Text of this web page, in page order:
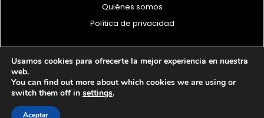
Quiénes somos
Política de privacidad
© 1997 - 2026 PRODU - Todos los derechos reservados
Usamos cookies para ofrecerte la mejor experiencia en nuestra
web.
You can find out more about which cookies we are using or
switch them off in settings.
Aceptar